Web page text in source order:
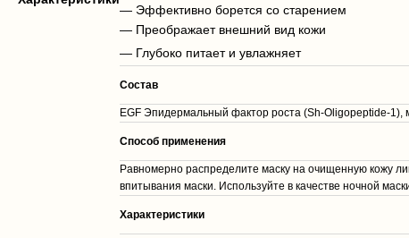
— Эффективно борется со старением
— Преображает внешний вид кожи
— Глубоко питает и увлажняет
Состав
EGF Эпидермальный фактор роста (Sh-Oligopeptide-
Способ применения
Равномерно распределите маску на очищенную кожу
впитывания маски. Используйте в качестве ночной
Характеристики